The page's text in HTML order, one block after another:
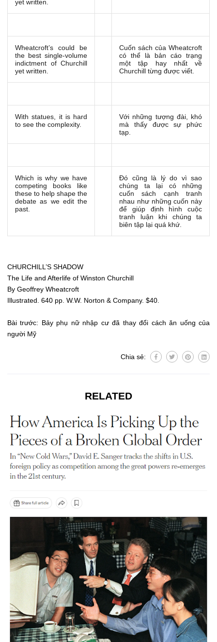
yet written.
Wheatcroft’s could be
the best single-volume
indictment of Churchill
yet written.
Cuốn sách của Wheatcroft
có thể là bản cáo trạng
một tập hay nhất về
Churchill từng được viết.
With statues, it is hard
to see the complexity.
Với những tượng đài, khó
mà thấy được sự phức
tạp.
Which is why we have
competing books like
these to help shape the
debate as we edit the
past.
Đó cũng là lý do vì sao
chúng ta lại có những
cuốn sách cạnh tranh
nhau như những cuốn này
để giúp định hình cuộc
tranh luận khi chúng ta
biên tập lại quá khứ.
CHURCHILL’S SHADOW
The Life and Afterlife of Winston Churchill
By Geoffrey Wheatcroft
Illustrated. 640 pp. W.W. Norton & Company. $40.
Bài trước: Bảy phụ nữ nhập cư đã thay đổi cách ăn uống của
người Mỹ
Chia sẻ:
RELATED